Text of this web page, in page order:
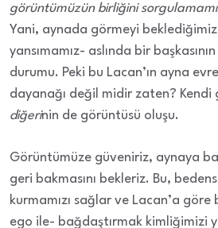
görüntümüzün birliğini
Yani, aynada görmeyi
yansımamız- aslında bir
durumu. Peki bu Lacan’ın ayna
dayanağı değil midir zaten? Kendi
diğerinin de görüntüsü oluşu.
Görüntümüze güveniriz, aynaya
geri bakmasını bekleriz. Bu,
kurmamızı sağlar ve Lacan’a göre
ego ile- bağdaştırmak kimliğimizi